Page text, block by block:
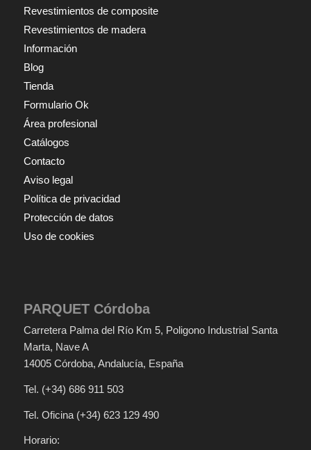
Revestimientos de composite
Revestimientos de madera
Información
Blog
Tienda
Formulario Ok
Área profesional
Catálogos
Contacto
Aviso legal
Política de privacidad
Protección de datos
Uso de cookies
PARQUET Córdoba
Carretera Palma del Río Km 5, Poligono Industrial Santa
Marta, Nave A
14005 Córdoba, Andalucía, España
Tel. (+34) 686 911 503
Tel. Oficina (+34) 623 129 490
Horario: